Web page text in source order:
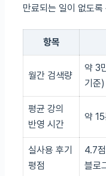
만료되는 일이 없도
항목
월간 검색량
약 3
기준)
평균 강의
반영 시간
약
실사용 후기
평점
4.7
블로